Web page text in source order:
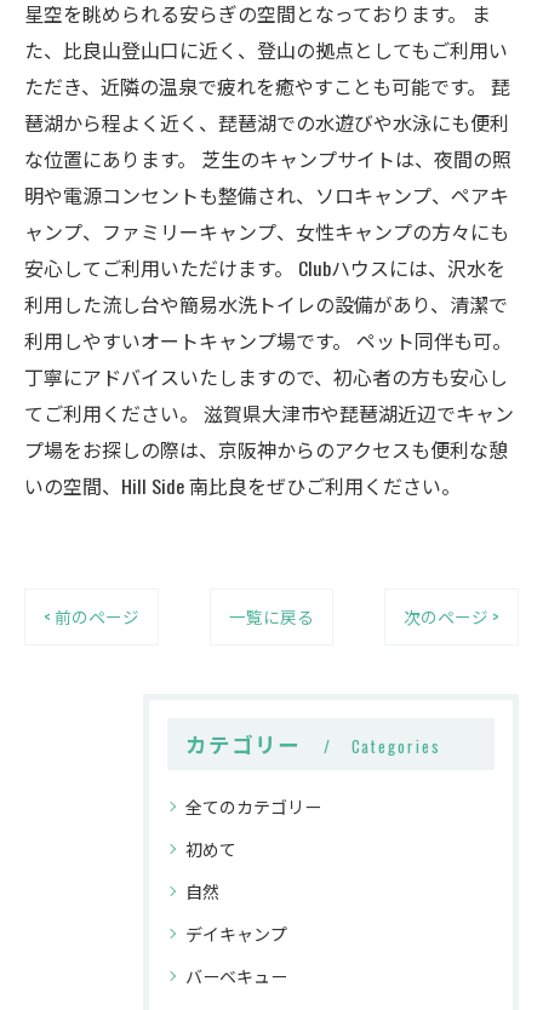
星空を眺められる安らぎの空間となっております。 ま
た、比良山登山口に近く、登山の拠点としてもご利用い
ただき、近隣の温泉で疲れを癒やすことも可能です。 琵
琶湖から程よく近く、琵琶湖での水遊びや水泳にも便利
な位置にあります。 芝生のキャンプサイトは、夜間の照
明や電源コンセントも整備され、ソロキャンプ、ペアキ
ャンプ、ファミリーキャンプ、女性キャンプの方々にも
安心してご利用いただけます。 Clubハウスには、沢水を
利用した流し台や簡易水洗トイレの設備があり、清潔で
利用しやすいオートキャンプ場です。 ペット同伴も可。
丁寧にアドバイスいたしますので、初心者の方も安心し
てご利用ください。 滋賀県大津市や琵琶湖近辺でキャン
プ場をお探しの際は、京阪神からのアクセスも便利な憩
いの空間、Hill Side 南比良をぜひご利用ください。
< 前のページ 一覧に戻る 次のページ >
カテゴリー Categories
全てのカテゴリー
初めて
自然
デイキャンプ
バーベキュー